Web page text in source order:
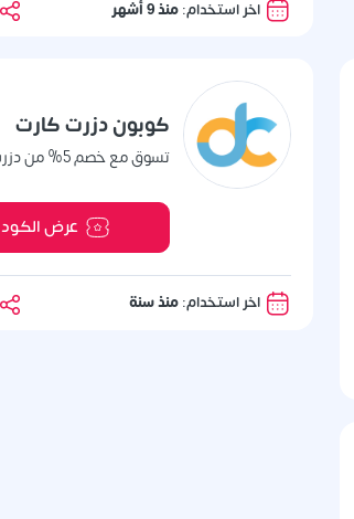
اخر استخدام:منذ 9 أشهر
كوبون دزرت كارت
تسوق مع خصم 5% من دزرت كارت
عرض الكود
اخر استخدام:منذ سنة